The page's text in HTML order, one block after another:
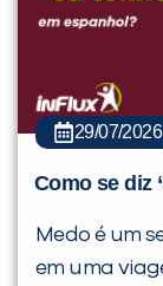
29/07/2026
Como se diz
Medo é um
em uma